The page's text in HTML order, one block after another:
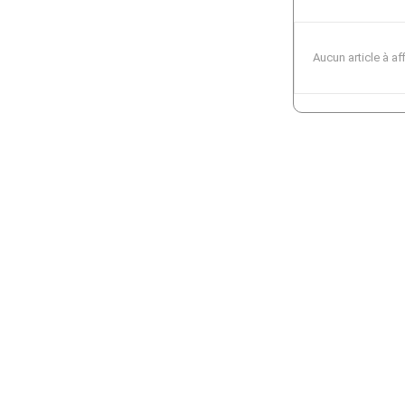
Aucun article à